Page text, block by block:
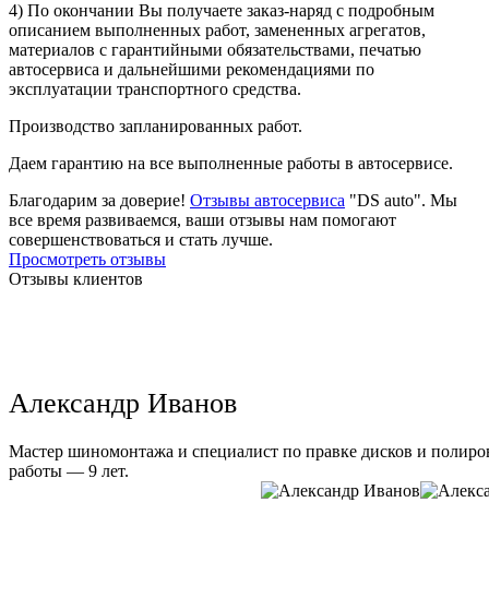
4) По окончании Вы получаете заказ-наряд с подробным
описанием выполненных работ, замененных агрегатов,
материалов с гарантийными обязательствами, печатью
автосервиса и дальнейшими рекомендациями по
эксплуатации транспортного средства.
Производство запланированных работ.
Даем гарантию на все выполненные работы в автосервисе.
Благодарим за доверие! Отзывы автосервиса "DS auto". Мы
все время развиваемся, ваши отзывы нам помогают
совершенствоваться и стать лучше.
Просмотреть отзывы
Отзывы клиентов
Александр Иванов
Мастер шиномонтажа и специалист по правке дисков и
работы — 9 лет.